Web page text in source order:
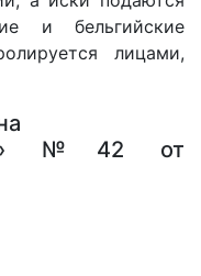
и бельгийские
лицами,
№42 от